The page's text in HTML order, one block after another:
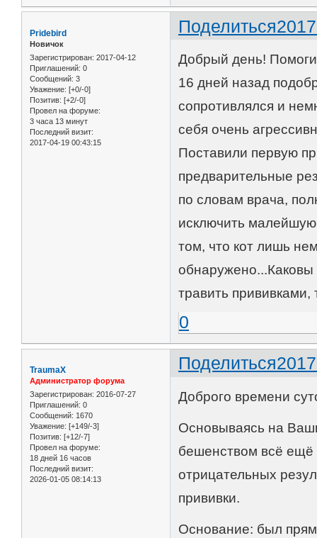
Поделиться
Pridebird
Новичок
Зарегистрирован: 2017-04-12
Приглашений: 0
Сообщений: 3
Уважение: [+0/-0]
Позитив: [+2/-0]
Провел на форуме:
3 часа 13 минут
Последний визит:
2017-04-19 00:43:15
Добрый день!
16 дней назад
сопротивлялся и
себя очень
Поставили первую
предварительные
по словам врача,
исключить малейшую
том, что кот лишь
обнаружено...Каковы
травить
0
Поделиться
TraumaX
Администратор форума
Зарегистрирован: 2016-07-27
Приглашений: 0
Сообщений: 1670
Уважение: [+149/-3]
Позитив: [+12/-7]
Провел на форуме:
18 дней 16 часов
Последний визит:
2026-01-05 08:14:13
Доброго времени
Основываясь на
бешенством всё ещё
отрицательных
прививки.
Основание: был